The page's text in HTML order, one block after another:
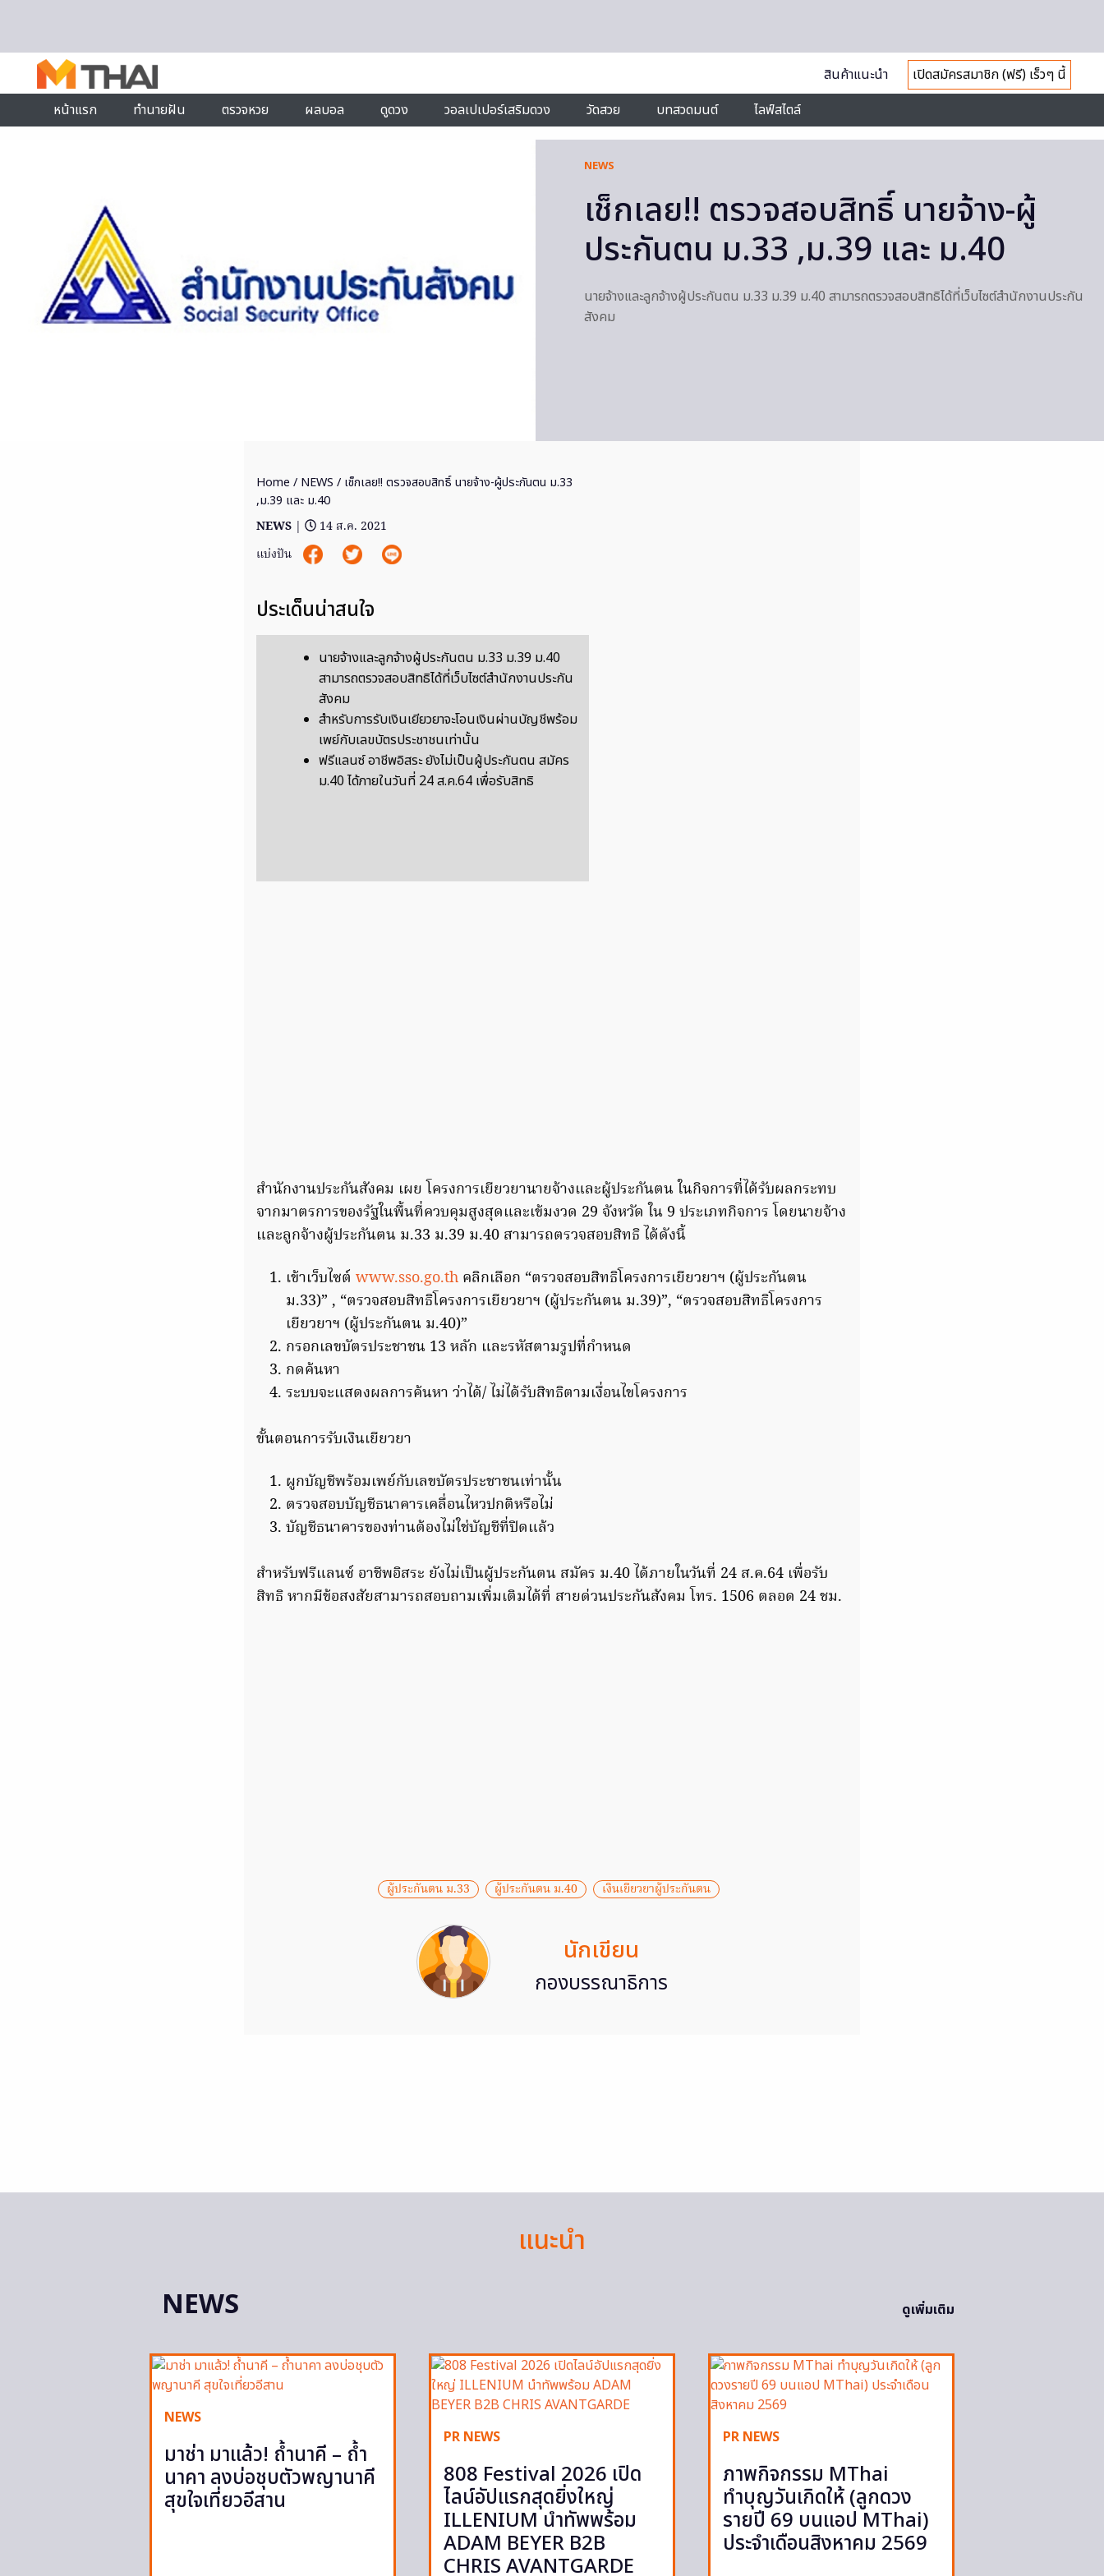
สินค้าแนะนำ
เปิดสมัครสมาชิก (ฟรี) เร็วๆ นี้
หน้าแรก
ทำนายฝัน ตรวจหวย ผลบอล ดูดวง วอลเปเปอร์เสริมดวง วัดสวย บทสวดมนต์ ไลฟ์สไตล์
NEWS
เช็กเลย!! ตรวจสอบสิทธิ์ นายจ้าง-ผู้
ประกันตน ม.33 ,ม.39 และ ม.40
นายจ้างและลูกจ้างผู้ประกันตน ม.33 ม.39 ม.40 สามารถตรวจสอบสิทธิได้ที่เว็บไซต์สำนักงานประกัน
สังคม
Home / NEWS / เช็กเลย!! ตรวจสอบสิทธิ์ นายจ้าง-ผู้ประกันตน ม.33
,ม.39 และ ม.40
NEWS |
14 ส.ค. 2021
แบ่งปัน
ประเด็นน่าสนใจ
นายจ้างและลูกจ้างผู้ประกันตน ม.33 ม.39 ม.40
สามารถตรวจสอบสิทธิได้ที่เว็บไซต์สำนักงานประกัน
สังคม
สำหรับการรับเงินเยียวยาจะโอนเงินผ่านบัญชีพร้อม
เพย์กับเลขบัตรประชาชนเท่านั้น
ฟรีแลนซ์ อาชีพอิสระ ยังไม่เป็นผู้ประกันตน สมัคร
ม.40 ได้ภายในวันที่ 24 ส.ค.64 เพื่อรับสิทธิ
สำนักงานประกันสังคม เผย โครงการเยียวยานายจ้างและผู้ประกันตน ในกิจการที่ได้รับผลกระทบ
จากมาตรการของรัฐในพื้นที่ควบคุมสูงสุดและเข้มงวด 29 จังหวัด ใน 9 ประเภทกิจการ โดยนายจ้าง
และลูกจ้างผู้ประกันตน ม.33 ม.39 ม.40 สามารถตรวจสอบสิทธิ ได้ดังนี้
เข้าเว็บไซต์ www.sso.go.th คลิกเลือก “ตรวจสอบสิทธิโครงการเยียวยาฯ (ผู้ประกันตน
ม.33)” , “ตรวจสอบสิทธิโครงการเยียวยาฯ (ผู้ประกันตน ม.39)”, “ตรวจสอบสิทธิโครงการ
เยียวยาฯ (ผู้ประกันตน ม.40)”
กรอกเลขบัตรประชาชน 13 หลัก และรหัสตามรูปที่กำหนด
กดค้นหา
ระบบจะแสดงผลการค้นหา ว่าได้/ ไม่ได้รับสิทธิตามเงื่อนไขโครงการ
ขั้นตอนการรับเงินเยียวยา
ผูกบัญชีพร้อมเพย์กับเลขบัตรประชาชนเท่านั้น
ตรวจสอบบัญชีธนาคารเคลื่อนไหวปกติหรือไม่
บัญชีธนาคารของท่านต้องไม่ใช่บัญชีที่ปิดแล้ว
สำหรับฟรีแลนซ์ อาชีพอิสระ ยังไม่เป็นผู้ประกันตน สมัคร ม.40 ได้ภายในวันที่ 24 ส.ค.64 เพื่อรับ
สิทธิ หากมีข้อสงสัยสามารถสอบถามเพิ่มเติมได้ที่ สายด่วนประกันสังคม โทร. 1506 ตลอด 24 ชม.
ผู้ประกันตน ม.33 ผู้ประกันตน ม.40 เงินเยียวยาผู้ประกันตน
นักเขียน
กองบรรณาธิการ
แนะนำ
NEWS
ดูเพิ่มเติม
NEWS
มาช่า มาแล้ว! ถ้ำนาคี – ถ้ำ
นาคา ลงบ่อชุบตัวพญานาคี
สุขใจเที่ยวอีสาน
PR NEWS
808 Festival 2026 เปิด
ไลน์อัปแรกสุดยิ่งใหญ่
ILLENIUM นำทัพพร้อม
ADAM BEYER B2B
CHRIS AVANTGARDE
PR NEWS
ภาพกิจกรรม MThai
ทำบุญวันเกิดให้ (ลูกดวง
รายปี 69 บนแอป MThai)
ประจำเดือนสิงหาคม 2569